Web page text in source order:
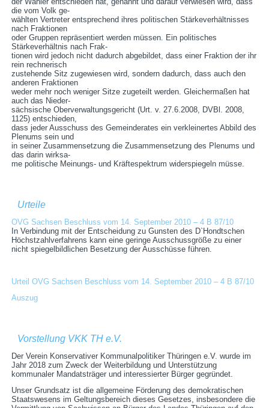
die vom Volk ge-
wählten Vertreter entsprechend ihres politischen Stärkeverhältnisses
nach Fraktionen
oder Gruppen repräsentiert werden müssen. Ein politisches
Stärkeverhältnis nach Frak-
tionen wird jedoch nicht dadurch abgebildet, dass einer Fraktion der ihr
rein rechnerisch
zustehende Sitz zugewiesen wird, sondern dadurch, dass auch den
anderen Fraktionen
weder mehr noch weniger Sitze zugeteilt werden. Gleichermaßen hat
auch das Nieder-
sächsische Oberverwaltungsgericht (Urt. v. 27.6.2008, DVBl. 2008,
1125) entschieden,
dass jeder Ausschuss des Gemeinderates ein verkleinertes Abbild des
Plenums sein und
in seiner Zusammensetzung die Zusammensetzung des Plenums und
das darin wirksa-
me politische Meinungs- und Kräftespektrum widerspiegeln müsse.
Urteile
OVG Sachsen Beschluss vom 14. September 2010 – 4 B 87/10
In Verbindung mit der Entscheidung zu Gunsten des D`Hondtschen
Höchstzahlverfahrens kann eine geringe Ausschussgröße zu einer
nicht spiegelbildlichen Besetzung der Ausschüsse führen.
Urteil OVG Sachsen Beschluss vom 14. September 2010 – 4 B 87/10
Auszug
Vorstellung VKK TH e.V.
Der Verein Konservativer Kommunalpolitiker Thüringen e.V. wurde im
Jahr 2018 zum Zweck der Weiterbildung und Unterstützung
kommunaler Mandatsträger und interessierter Bürger gegründet.
Unser Grundsatz ist die allgemeine Förderung des demokratischen
Staatswesens im Geltungsbereich dieses Gesetzes, insbesondere die